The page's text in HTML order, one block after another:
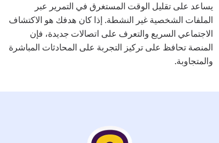
يساعد على تقليل الوقت المستغرق في التمرير عبر
الملفات الشخصية غير النشطة. إذا كان هدفك هو الاكتشاف
الاجتماعي السريع والتعرف على اتصالات جديدة، فإن
المنصة تحافظ على تركيز التجربة على المحادثات المباشرة
والمتجاوبة.